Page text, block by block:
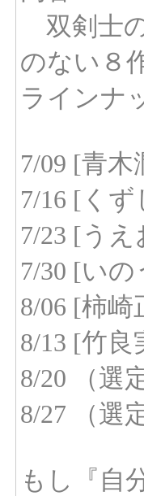
双剣士
のない８
ラインナ
7/09 [青
7/16 [く
7/23 [う
7/30 [い
8/06 [柿
8/13 [竹
8/20 （選
8/27 （選
もし『自